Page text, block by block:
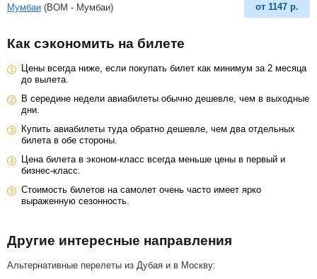
Мумбаи (BOM - Мумбаи) от 1147 р.
Как сэкономить на билете
Цены всегда ниже, если покупать билет как минимум за 2 месяца
до вылета.
В середине недели авиабилеты обычно дешевле, чем в выходные
дни.
Купить авиабилеты туда обратно дешевле, чем два отдельных
билета в обе стороны.
Цена билета в эконом-класс всегда меньше цены в первый и
бизнес-класс.
Стоимость билетов на самолет очень часто имеет ярко
выраженную сезонность.
Другие интересные направления
Альтернативные перелеты из Дубая и в Москву: